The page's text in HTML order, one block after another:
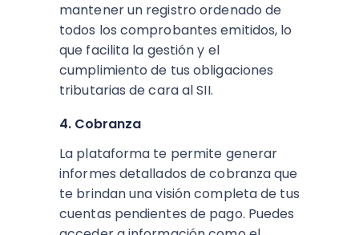
mantener un registro ordenado de
todos los comprobantes emitidos, lo
que facilita la gestión y el
cumplimiento de tus obligaciones
tributarias de cara al SII.
4. Cobranza
La plataforma te permite generar
informes detallados de cobranza que
te brindan una visión completa de tus
cuentas pendientes de pago. Puedes